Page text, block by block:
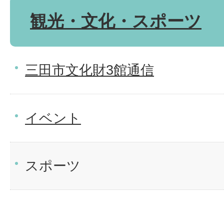
観光・文化・スポーツ
三田市文化財3館通信
イベント
スポーツ